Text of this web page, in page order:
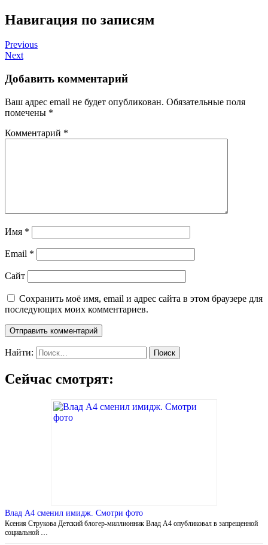
Навигация по записям
Previous
Next
Добавить комментарий
Ваш адрес email не будет опубликован. Обязательные поля
помечены *
Комментарий *
Имя *
Email *
Сайт
Сохранить моё имя, email и адрес сайта в этом браузере для
последующих моих комментариев.
Найти:
Сейчас смотрят:
Влад А4 сменил имидж. Смотри фото
Ксения Струкова Детский блогер-миллионник Влад А4 опубликовал в запрещенной
социальной …